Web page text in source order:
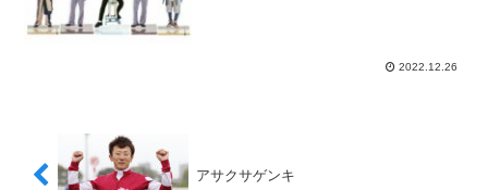
2022.12.26
アサクサゲンキ